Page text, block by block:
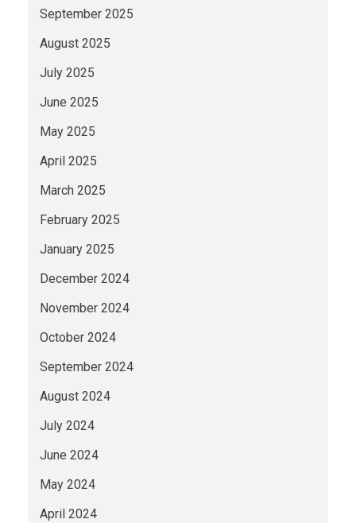
September 2025
August 2025
July 2025
June 2025
May 2025
April 2025
March 2025
February 2025
January 2025
December 2024
November 2024
October 2024
September 2024
August 2024
July 2024
June 2024
May 2024
April 2024